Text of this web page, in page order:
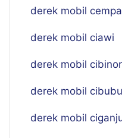
derek mobil
derek mobil ciawi
derek mobil
derek mobil
derek mobil